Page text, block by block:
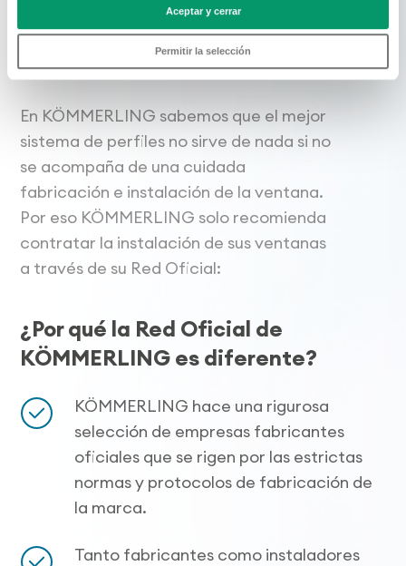
Aceptar y cerrar
Permitir la selección
Oficial
KÖMMERLING
En KÖMMERLING sabemos que el mejor
sistema de perfiles no sirve de nada si no
se acompaña de una cuidada
fabricación e instalación de la ventana.
Por eso KÖMMERLING solo recomienda
contratar la instalación de sus ventanas
a través de su Red Oficial:
¿Por qué la Red Oficial de
KÖMMERLING es diferente?
KÖMMERLING hace una rigurosa
selección de empresas fabricantes
oficiales que se rigen por las estrictas
normas y protocolos de fabricación de
la marca.
Tanto fabricantes como instaladores